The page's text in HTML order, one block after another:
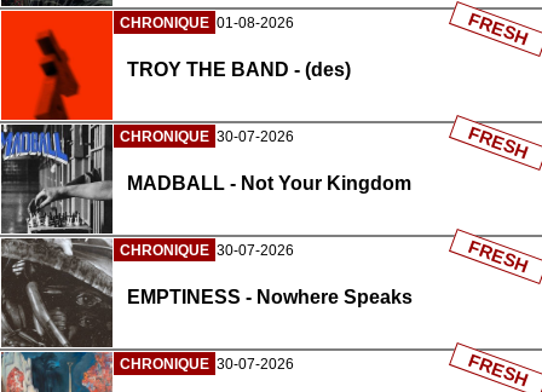
CHRONIQUE 01-08-2026
TROY THE BAND - (des)
FRESH
CHRONIQUE 30-07-2026
MADBALL - Not Your Kingdom
FRESH
CHRONIQUE 30-07-2026
EMPTINESS - Nowhere Speaks
FRESH
CHRONIQUE 30-07-2026 FRESH